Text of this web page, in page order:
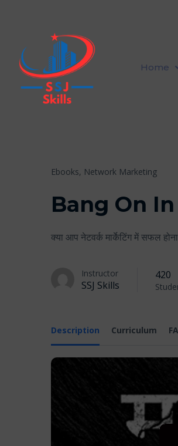
Home
Ebooks, Network Marketing
Bang On
क्या आप नेटवर्क मार्केटिंग में सफल
Instructor
SSJ Skills
420
Description Curriculum